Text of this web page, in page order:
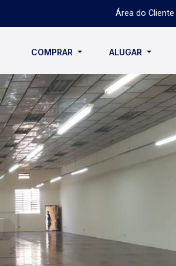
Área do Cliente
COMPRAR ALUGAR